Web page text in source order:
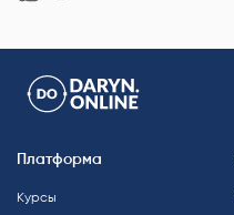
Платформа
Курсы